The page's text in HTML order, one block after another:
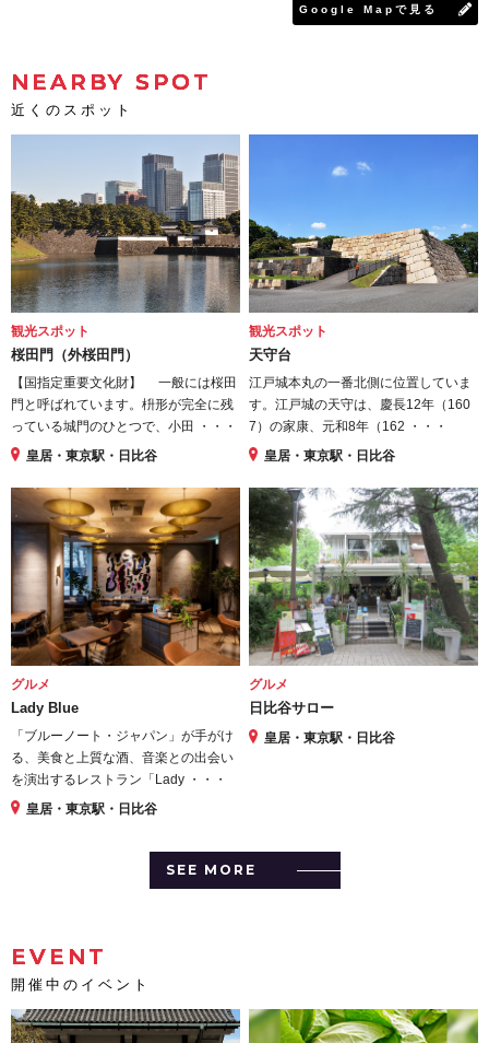
Google Mapで見る
NEARBY SPOT
近くのスポット
観光スポット
桜田門（外桜田門）
【国指定重要文化財】 一般には桜田
門と呼ばれています。枡形が完全に残
っている城門のひとつで、小田 ・・・
皇居・東京駅・日比谷
観光スポット
天守台
江戸城本丸の一番北側に位置していま
す。江戸城の天守は、慶長12年（160
7）の家康、元和8年（162 ・・・
皇居・東京駅・日比谷
グルメ
Lady Blue
「ブルーノート・ジャパン」が手がけ
る、美食と上質な酒、音楽との出会い
を演出するレストラン「Lady ・・・
皇居・東京駅・日比谷
グルメ
日比谷サロー
皇居・東京駅・日比谷
SEE MORE
EVENT
開催中のイベント